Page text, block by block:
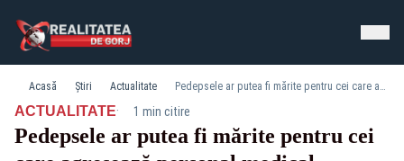
Acasă Știri Actualitate Pedepsele ar putea fi mărite pentru cei care agresează personal medical
ACTUALITATE· 1 min citire
Pedepsele ar putea fi mărite pentru cei